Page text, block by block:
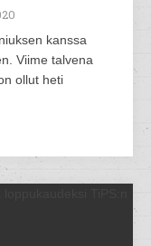
kanssa
Viime talvena
ollut heti